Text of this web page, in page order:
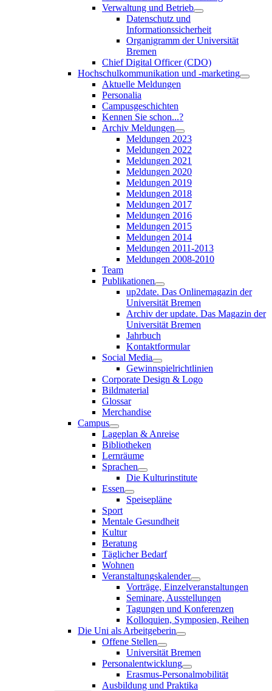
Verwaltung und Betrieb
Datenschutz und
Informationssicherheit
Organigramm der Universität
Bremen
Chief Digital Officer (CDO)
Hochschulkommunikation und -marketing
Aktuelle Meldungen
Personalia
Campusgeschichten
Kennen Sie schon...?
Archiv Meldungen
Meldungen 2023
Meldungen 2022
Meldungen 2021
Meldungen 2020
Meldungen 2019
Meldungen 2018
Meldungen 2017
Meldungen 2016
Meldungen 2015
Meldungen 2014
Meldungen 2011-2013
Meldungen 2008-2010
Team
Publikationen
up2date. Das Onlinemagazin der
Universität Bremen
Archiv der update. Das Magazin der
Universität Bremen
Jahrbuch
Kontaktformular
Social Media
Gewinnspielrichtlinien
Corporate Design & Logo
Bildmaterial
Glossar
Merchandise
Campus
Lageplan & Anreise
Bibliotheken
Lernräume
Sprachen
Die Kulturinstitute
Essen
Speisepläne
Sport
Mentale Gesundheit
Kultur
Beratung
Täglicher Bedarf
Wohnen
Veranstaltungskalender
Vorträge, Einzelveranstaltungen
Seminare, Ausstellungen
Tagungen und Konferenzen
Kolloquien, Symposien, Reihen
Die Uni als Arbeitgeberin
Offene Stellen
Universität Bremen
Personalentwicklung
Erasmus-Personalmobilität
Ausbildung und Praktika